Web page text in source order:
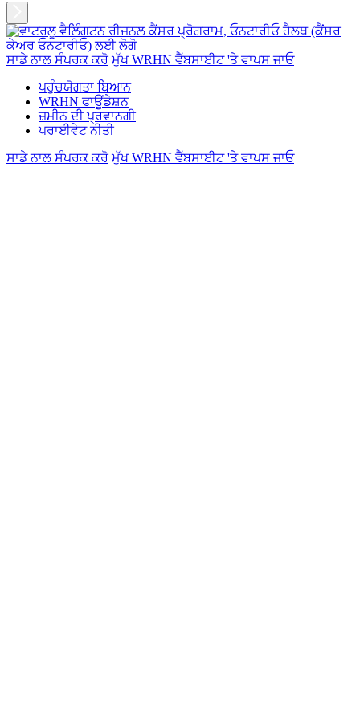
ਸਾਡੇ ਨਾਲ ਸੰਪਰਕ ਕਰੋ ਮੁੱਖ WRHN ਵੈੱਬਸਾਈਟ 'ਤੇ ਵਾਪਸ ਜਾਓ
ਪਹੁੰਚਯੋਗਤਾ ਬਿਆਨ
WRHN ਫਾਊਂਡੇਸ਼ਨ
ਜ਼ਮੀਨ ਦੀ ਪ੍ਰਵਾਨਗੀ
ਪਰਾਈਵੇਟ ਨੀਤੀ
ਸਾਡੇ ਨਾਲ ਸੰਪਰਕ ਕਰੋ ਮੁੱਖ WRHN ਵੈੱਬਸਾਈਟ 'ਤੇ ਵਾਪਸ ਜਾਓ